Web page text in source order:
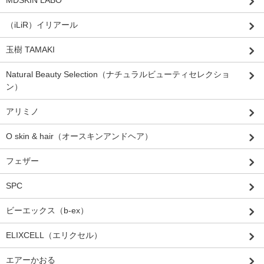
（iLiR）イリアール
玉樹 TAMAKI
Natural Beauty Selection（ナチュラルビューティセレクショ
ン）
アリミノ
O skin & hair（オースキンアンドヘア）
フェザー
SPC
ビーエックス（b-ex）
ELIXCELL（エリクセル）
エアーかおる